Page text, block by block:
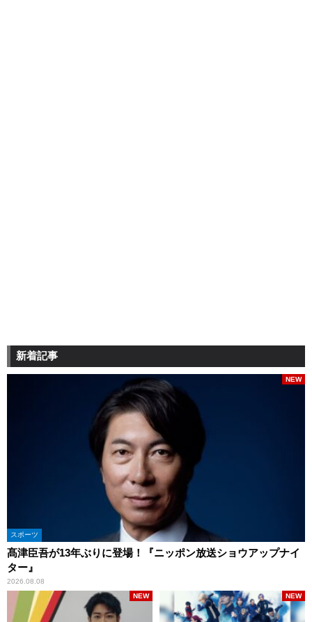
新着記事
スポーツ
髙津臣吾が13年ぶりに登場！『ニッポン放送ショウアップナイ
ター』
2026.08.08
NEW
NEW NEW